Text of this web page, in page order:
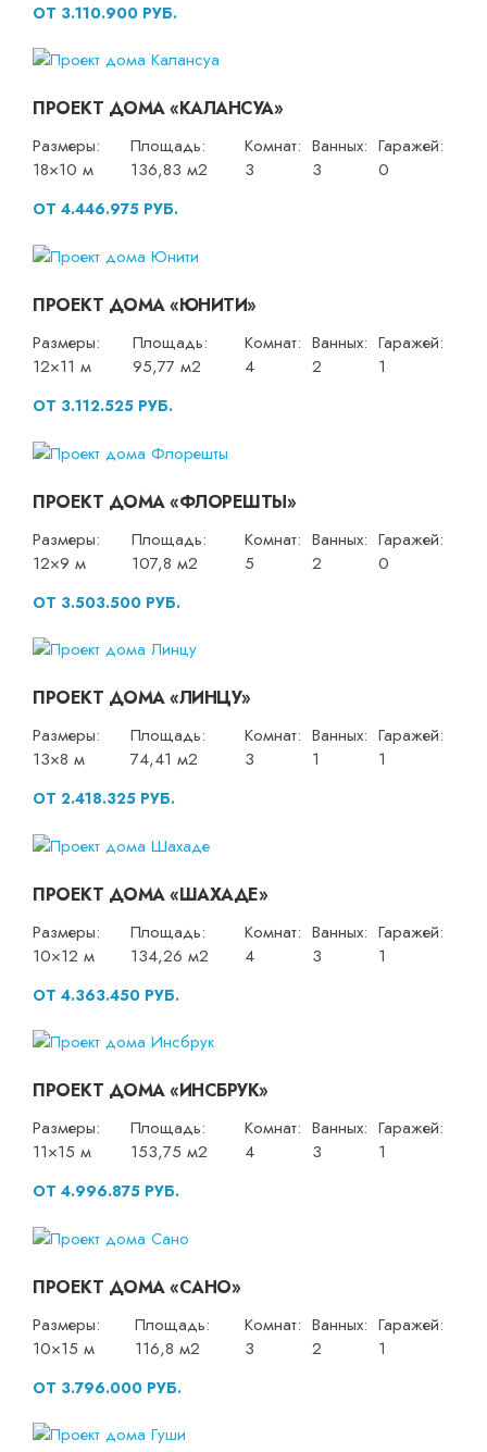
ОТ 3.110.900 РУБ.
ПРОЕКТ ДОМА «КАЛАНСУА»
Размеры:
18×10 м
Площадь:
136,83 м2
Комнат:
3
Ванных:
3
Гаражей:
0
ОТ 4.446.975 РУБ.
ПРОЕКТ ДОМА «ЮНИТИ»
Размеры:
12×11 м
Площадь:
95,77 м2
Комнат:
4
Ванных:
2
Гаражей:
1
ОТ 3.112.525 РУБ.
ПРОЕКТ ДОМА «ФЛОРЕШТЫ»
Размеры:
12×9 м
Площадь:
107,8 м2
Комнат:
5
Ванных:
2
Гаражей:
0
ОТ 3.503.500 РУБ.
ПРОЕКТ ДОМА «ЛИНЦУ»
Размеры:
13×8 м
Площадь:
74,41 м2
Комнат:
3
Ванных:
1
Гаражей:
1
ОТ 2.418.325 РУБ.
ПРОЕКТ ДОМА «ШАХАДЕ»
Размеры:
10×12 м
Площадь:
134,26 м2
Комнат:
4
Ванных:
3
Гаражей:
1
ОТ 4.363.450 РУБ.
ПРОЕКТ ДОМА «ИНСБРУК»
Размеры:
11×15 м
Площадь:
153,75 м2
Комнат:
4
Ванных:
3
Гаражей:
1
ОТ 4.996.875 РУБ.
ПРОЕКТ ДОМА «САНО»
Размеры:
10×15 м
Площадь:
116,8 м2
Комнат:
3
Ванных:
2
Гаражей:
1
ОТ 3.796.000 РУБ.